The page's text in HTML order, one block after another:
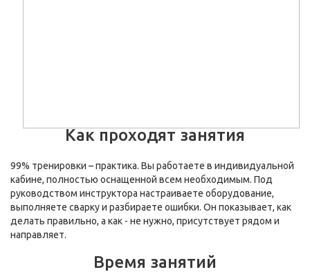
Как проходят занятия
99% тренировки – практика. Вы работаете в индивидуальной
кабине, полностью оснащенной всем необходимым. Под
руководством инструктора настраиваете оборудование,
выполняете сварку и разбираете ошибки. Он показывает, как
делать правильно, а как - не нужно, присутствует рядом и
направляет.
Время занятий